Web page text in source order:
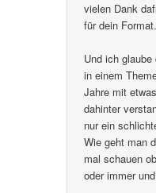
vielen Dank
für dein Format.
Und ich
in einem
Jahre mit
dahinter
nur ein
Wie geht man
mal schauen
oder immer